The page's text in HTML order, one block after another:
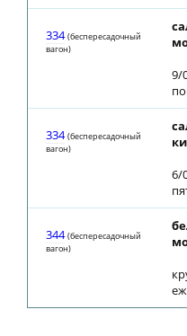
334 (беспересадочный
вагон)
9/
334 (беспересадочный
вагон)
6/
344 (беспересадочный
вагон)